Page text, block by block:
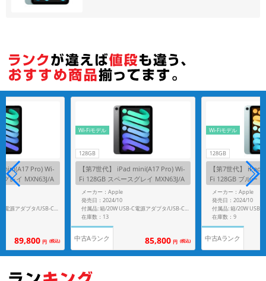
Pro) Wi-
グレイ MXN63J/A
付属品: 箱/20W USB-C電源アダプタ/USB-C充電ケーブル(1m)/マニュアル
89,800 円 (税込)
128GB
Wi-Fiモデル
【第7世代】 iPad mini(A17 Pro) Wi-
Fi 128GB スペースグレイ MXN63J/A
A2993
メーカー：Apple
発売日：2024/10
付属品: 箱/20W USB-C電源アダプタ/USB-C充電ケーブル(1m)/マニュアル
在庫数：13
中古Aランク 85,800 円 (税込)
128GB
Wi-Fiモデル
【第7世代】
Fi 128GB ブルー
メーカー：Apple
発売日：2024/10
在庫数：9
中古Aランク